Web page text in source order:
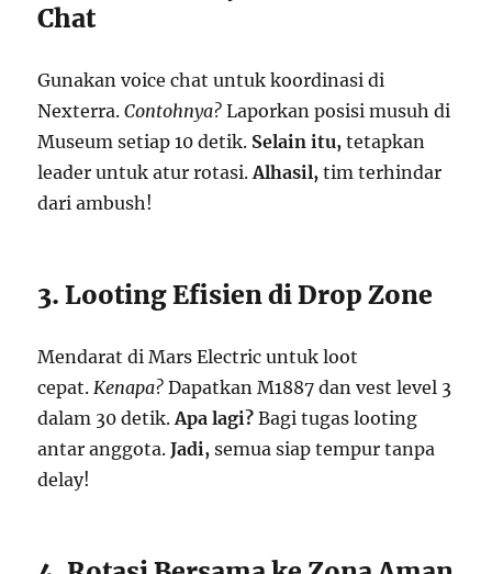
Chat
Gunakan voice chat untuk koordinasi di
Nexterra.Contohnya? Laporkan posisi musuh di
Museum setiap 10 detik. Selain itu, tetapkan
leader untuk atur rotasi.Alhasil, tim terhindar
dari ambush!
3. Looting Efisien di Drop Zone
Mendarat di Mars Electric untuk loot
cepat.Kenapa? Dapatkan M1887 dan vest level 3
dalam 30 detik.Apa lagi? Bagi tugas looting
antar anggota.Jadi, semua siap tempur tanpa
delay!